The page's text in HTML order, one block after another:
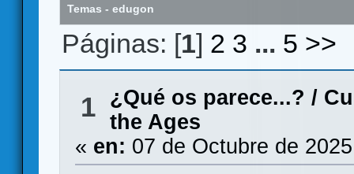
Temas - edugon
Páginas: [1] 2 3 ... 5 >>
1 ¿Qué os parece...? /
the Ages
« en: 07 de Octubre de